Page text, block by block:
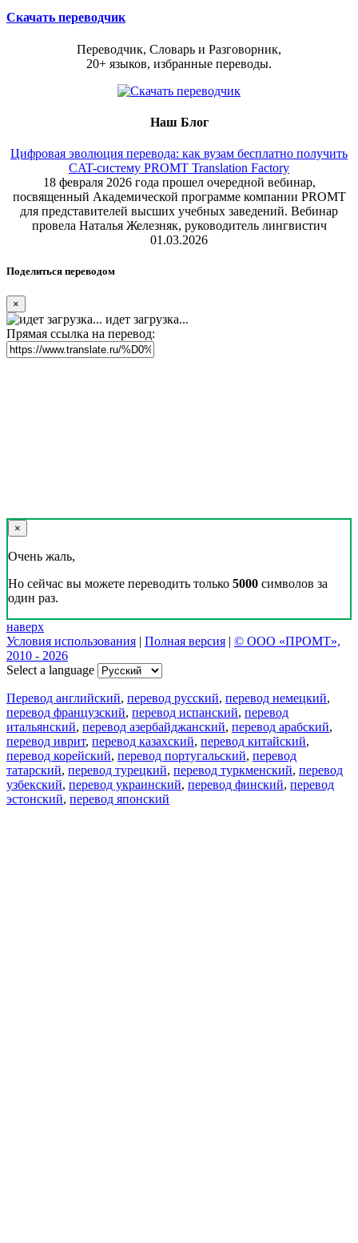
Скачать переводчик
Переводчик, Словарь и Разговорник,
20+ языков, избранные переводы.
Наш Блог
Цифровая эволюция перевода: как вузам бесплатно получить
CAT-систему PROMT Translation Factory
18 февраля 2026 года прошел очередной вебинар,
посвященный Академической программе компании PROMT
для представителей высших учебных заведений. Вебинар
провела Наталья Железняк, руководитель лингвистич
01.03.2026
Поделиться переводом
×
идет загрузка...
Прямая ссылка на перевод:
×
Очень жаль,
Но сейчас вы можете переводить только 5000 символов за
один раз.
наверх
Условия использования | Полная версия | © ООО «ПРОМТ»,
2010 - 2026
Select a language
Перевод английский, перевод русский, перевод немецкий,
перевод французский, перевод испанский, перевод
итальянский, перевод азербайджанский, перевод арабский,
перевод иврит, перевод казахский, перевод китайский,
перевод корейский, перевод португальский, перевод
татарский, перевод турецкий, перевод туркменский, перевод
узбекский, перевод украинский, перевод финский, перевод
эстонский, перевод японский